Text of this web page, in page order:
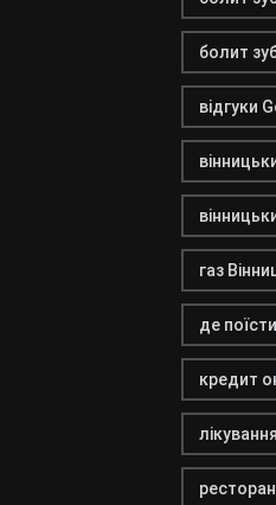
болит
відгуки
газ
де
кредит